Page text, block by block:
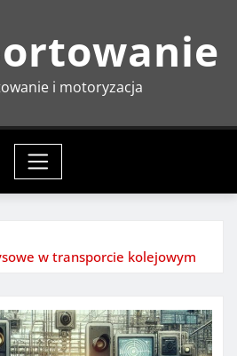
i motoryzacja
w transporcie kolejowym